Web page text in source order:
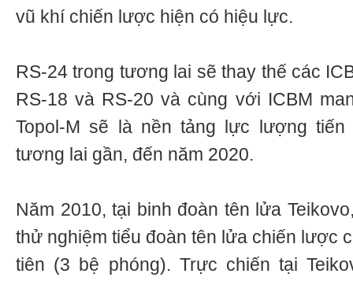
vũ khí chiến lược hiện có hiệu lực.
RS-24 trong tương lai sẽ thay thế các
RS-18 và RS-20 và cùng với ICBM
Topol-M sẽ là nền tảng lực lượng tiến
tương lai gần, đến năm 2020.
Năm 2010, tại binh đoàn tên lửa
thử nghiệm tiểu đoàn tên lửa chiến lược
tiên (3 bệ phóng). Trực chiến tại